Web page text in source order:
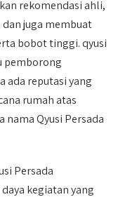
rekomendasi ahli,
juga membuat
bobot tinggi. qyusi
pemborong
ada reputasi yang
rumah atas
nama Qyusi Persada
Persada
kegiatan yang